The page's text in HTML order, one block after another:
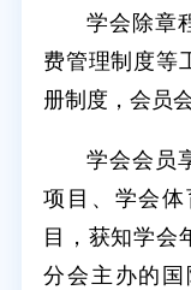
学会除章
费管理制度等
册制度，会员
学会会员
项目、学会
目，获知学会
分会主办的